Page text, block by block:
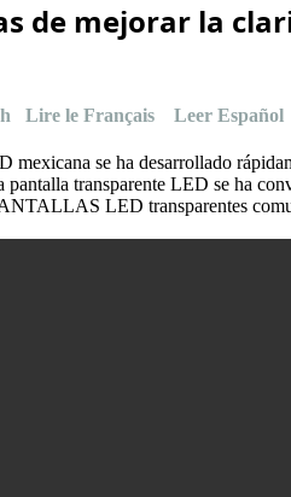
de mejorar la
Lire le Français
Leer Español
mexicana se ha desarrollado
pantalla transparente LED se ha
LED transparentes